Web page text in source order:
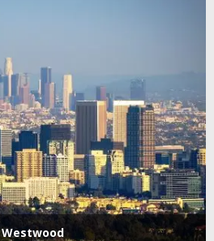
Westwood